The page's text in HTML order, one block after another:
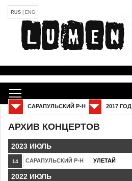
RUS ENG
АРХИВ КОНЦЕРТОВ
2017 ГОД
САРАПУЛЬСКИЙ Р-Н
2023 ИЮЛЬ
14 САРАПУЛЬСКИЙ Р-Н УЛЕТАЙ
2022 ИЮЛЬ